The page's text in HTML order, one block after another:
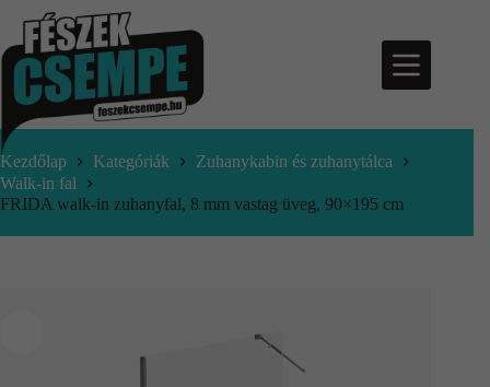
Kezdőlap Kategóriák
Zuhanykabin és zuhanytálca
Walk-in fal
FRIDA walk-in zuhanyfal, 8 mm vastag üveg, 90×195 cm